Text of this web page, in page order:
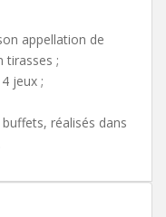
appellation de
tirasses ;
jeux ;
réalisés dans